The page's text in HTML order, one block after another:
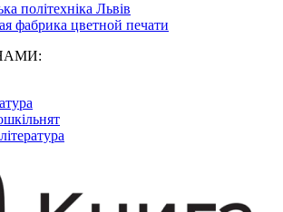
політехніка Львів
фабрика цветной печати